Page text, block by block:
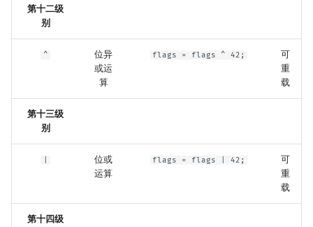
第十二级
别
^
位异
或运
算
flags = flags ^ 42;
可
重
载
第十三级
别
位或
运算
flags = flags | 42;
可
重
载
第十四级